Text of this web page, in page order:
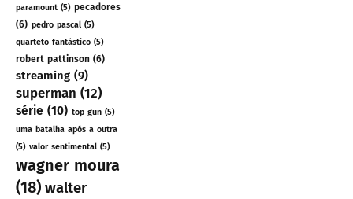
paramount (5) pecadores
(6) pedro pascal (5)
quarteto fantástico (5)
robert pattinson (6)
streaming (9)
superman (12)
série (10) top gun (5)
uma batalha após a outra
(5) valor sentimental (5)
wagner moura
(18) walter